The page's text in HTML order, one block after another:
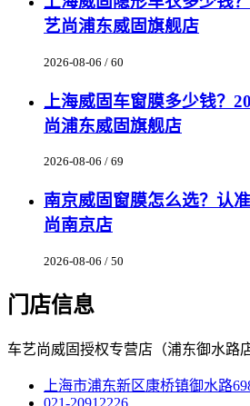
艺尚浦东威固旗舰店
2026-08-06 / 60
上海威固车窗膜多少钱？
尚浦东威固旗舰店
2026-08-06 / 69
南京威固窗膜怎么选？认
尚南京店
2026-08-06 / 50
门店信息
车艺尚威固授权专营店（浦东御水路店
上海市浦东新区康桥镇御水路
021-20912226